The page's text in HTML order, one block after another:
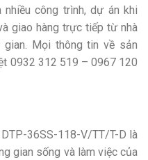
công trình, dự án khi
giao hàng trực tiếp từ nhà
gian. Mọi thông tin về sản
0932 312 519 – 0967 120
36SS-118-V/TT/T-D là
gian sống và làm việc của